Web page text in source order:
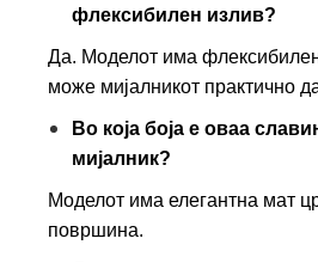
флексибилен излив?
Да. Моделот има
може мијалникот практично
Во која боја е оваа
мијалник?
Моделот има елегантна мат
површина.